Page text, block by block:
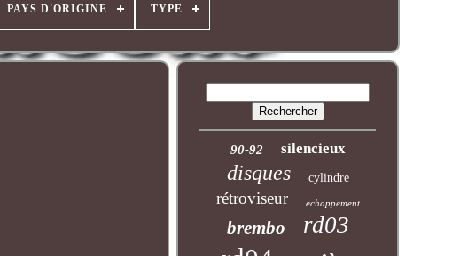
PAYS D'ORIGINE TYPE
90-92 silencieux
disques cylindre
rétroviseur echappement
brembo rd03